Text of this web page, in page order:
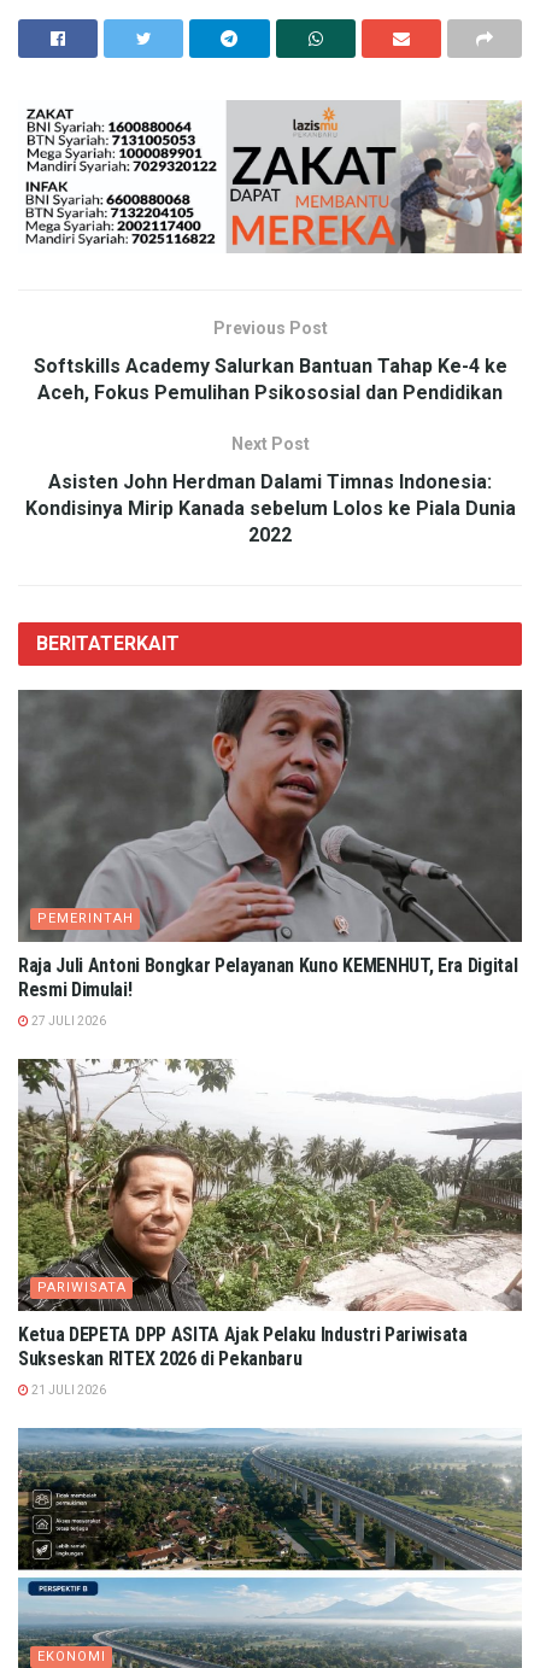
Previous Post
Softskills Academy Salurkan Bantuan Tahap Ke-4 ke
Aceh, Fokus Pemulihan Psikososial dan Pendidikan
Next Post
Asisten John Herdman Dalami Timnas Indonesia:
Kondisinya Mirip Kanada sebelum Lolos ke Piala Dunia
2022
BERITATERKAIT
PEMERINTAH
Raja Juli Antoni Bongkar Pelayanan Kuno KEMENHUT, Era Digital
Resmi Dimulai!
27 JULI 2026
PARIWISATA
Ketua DEPETA DPP ASITA Ajak Pelaku Industri Pariwisata
Sukseskan RITEX 2026 di Pekanbaru
21 JULI 2026
EKONOMI